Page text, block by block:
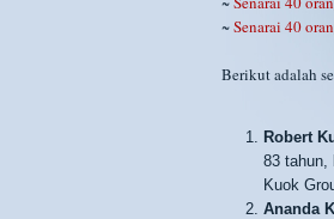
~Senarai 40
Berikut adalah
Robert
83 tahun,
Kuok
Ananda